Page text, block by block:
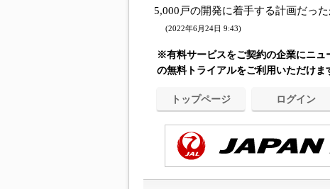
5,000戸の開発に着手する計画だっ
(2022年6月24日 9:43)
※有料サービスをご契約の企業にニュ
の無料トライアルをご利用いただけま
トップページ ログイン